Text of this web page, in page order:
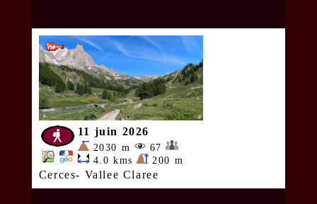
11 juin 2026
2030 m
67
4.0 kms
200 m
Cerces- Vallee Claree